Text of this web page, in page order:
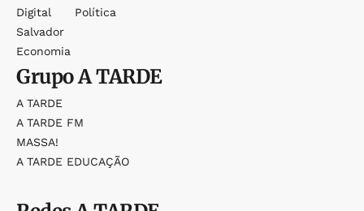
Digital
Salvador
Economia
Política
GrupoA TARDE
A TARDE
A TARDE FM
MASSA!
A TARDE EDUCAÇÃO